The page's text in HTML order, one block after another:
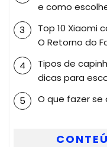
e como
Top 10 Xiaomi
O Retorno do
Tipos de
dicas para
O que fazer se